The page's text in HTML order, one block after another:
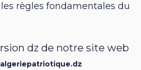
règles fondamentales du
dz de notre site web